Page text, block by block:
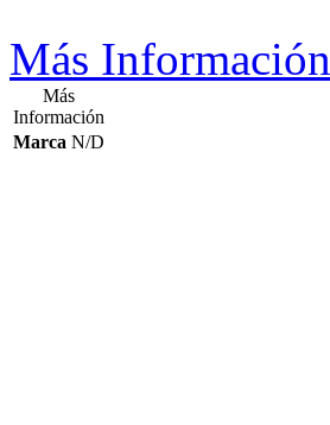
Más Información
Más
Información
Marca N/D